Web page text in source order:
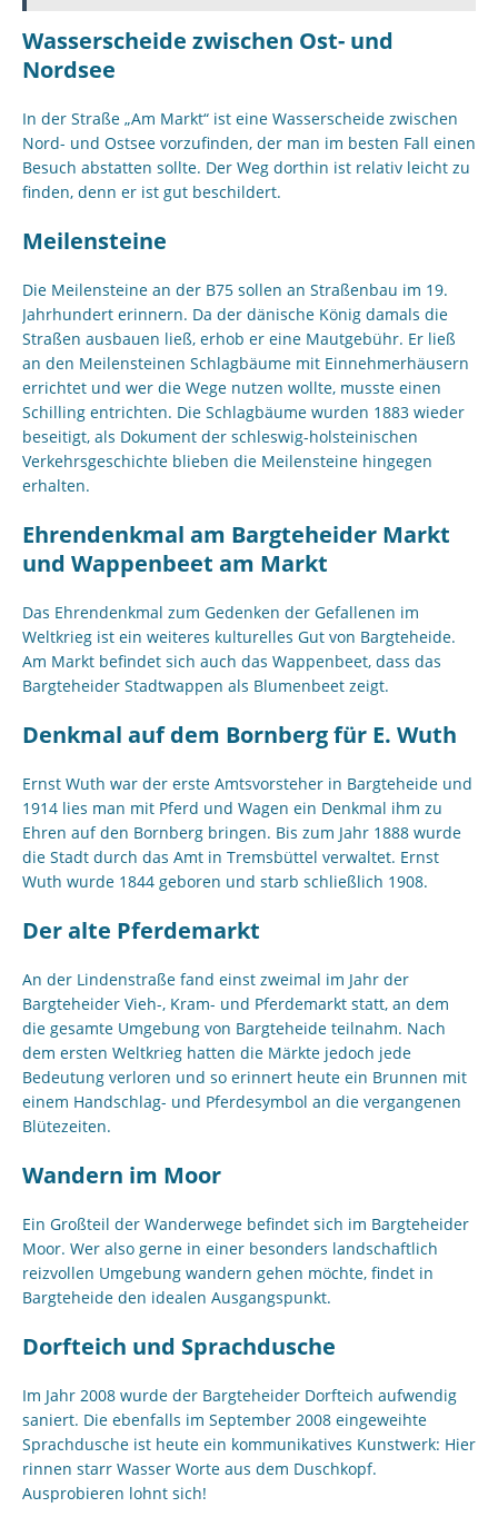
Wasserscheide zwischen Ost- und
Nordsee
In der Straße „Am Markt“ ist eine Wasserscheide zwischen
Nord- und Ostsee vorzufinden, der man im besten Fall einen
Besuch abstatten sollte. Der Weg dorthin ist relativ leicht zu
finden, denn er ist gut beschildert.
Meilensteine
Die Meilensteine an der B75 sollen an Straßenbau im 19.
Jahrhundert erinnern. Da der dänische König damals die
Straßen ausbauen ließ, erhob er eine Mautgebühr. Er ließ
an den Meilensteinen Schlagbäume mit Einnehmerhäusern
errichtet und wer die Wege nutzen wollte, musste einen
Schilling entrichten. Die Schlagbäume wurden 1883 wieder
beseitigt, als Dokument der schleswig-holsteinischen
Verkehrsgeschichte blieben die Meilensteine hingegen
erhalten.
Ehrendenkmal am Bargteheider Markt
und Wappenbeet am Markt
Das Ehrendenkmal zum Gedenken der Gefallenen im
Weltkrieg ist ein weiteres kulturelles Gut von Bargteheide.
Am Markt befindet sich auch das Wappenbeet, dass das
Bargteheider Stadtwappen als Blumenbeet zeigt.
Denkmal auf dem Bornberg für E. Wuth
Ernst Wuth war der erste Amtsvorsteher in Bargteheide und
1914 lies man mit Pferd und Wagen ein Denkmal ihm zu
Ehren auf den Bornberg bringen. Bis zum Jahr 1888 wurde
die Stadt durch das Amt in Tremsbüttel verwaltet. Ernst
Wuth wurde 1844 geboren und starb schließlich 1908.
Der alte Pferdemarkt
An der Lindenstraße fand einst zweimal im Jahr der
Bargteheider Vieh-, Kram- und Pferdemarkt statt, an dem
die gesamte Umgebung von Bargteheide teilnahm. Nach
dem ersten Weltkrieg hatten die Märkte jedoch jede
Bedeutung verloren und so erinnert heute ein Brunnen mit
einem Handschlag- und Pferdesymbol an die vergangenen
Blütezeiten.
Wandern im Moor
Ein Großteil der Wanderwege befindet sich im Bargteheider
Moor. Wer also gerne in einer besonders landschaftlich
reizvollen Umgebung wandern gehen möchte, findet in
Bargteheide den idealen Ausgangspunkt.
Dorfteich und Sprachdusche
Im Jahr 2008 wurde der Bargteheider Dorfteich aufwendig
saniert. Die ebenfalls im September 2008 eingeweihte
Sprachdusche ist heute ein kommunikatives Kunstwerk: Hier
rinnen starr Wasser Worte aus dem Duschkopf.
Ausprobieren lohnt sich!